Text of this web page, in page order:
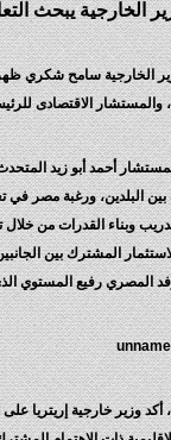
الخارجية يبحث
الخارجية سامح شكري ظهر
والمستشار الاقتصادى
أحمد أبو زيد
بين البلدين، ورغبة مصر
وبناء القدرات من خلال
المشترك بين
المصري رفيع المستوي
وزير خارجية إريتريا على